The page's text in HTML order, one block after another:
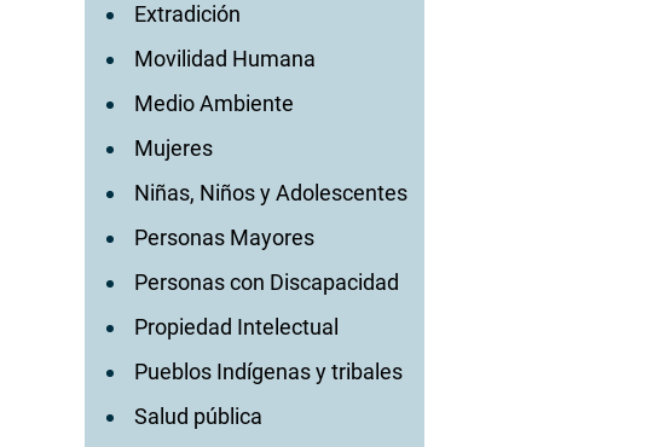
Extradición
Movilidad Humana
Medio Ambiente
Mujeres
Niñas, Niños y Adolescentes
Personas Mayores
Personas con Discapacidad
Propiedad Intelectual
Pueblos Indígenas y tribales
Salud pública